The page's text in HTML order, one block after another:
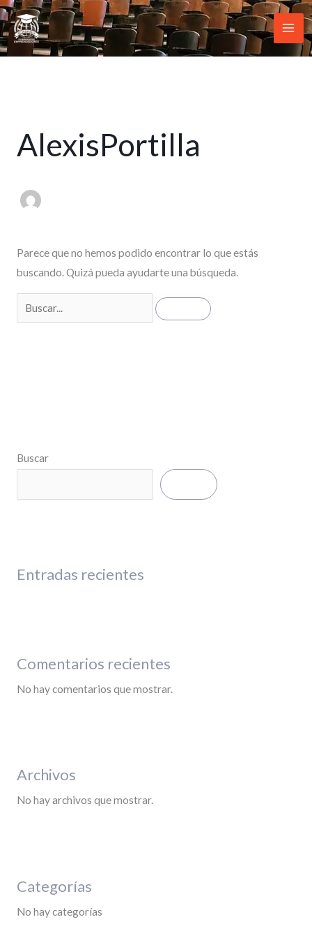
Ir
al
contenido
AlexisPortilla
Parece que no hemos podido encontrar lo que estás
buscando. Quizá pueda ayudarte una búsqueda.
Buscar
Entradas recientes
Comentarios recientes
No hay comentarios que mostrar.
Archivos
No hay archivos que mostrar.
Categorías
No hay categorías